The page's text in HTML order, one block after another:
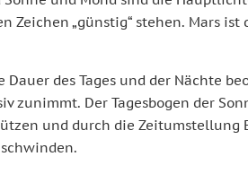
Zeichen „günstig“ stehen. Mars ist
des Tages und der Nächte
zunimmt. Der Tagesbogen der
und durch die Zeitumstellung